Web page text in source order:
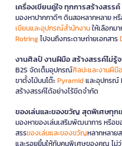
เครื่องเขียนคู่ใจ ทุกการสร้างสรรค์
มองหาปากกาดีๆ ดินสอหลากหลาย ห
เขียนและอุปกรณ์สำนักงานให้เลือกม
Rotringไปจนถึงกระดาษถ่ายเอกสาร
งานศิลป์ งานฝีมือ สร้างสรรค์ไม่รู้
B2S จัดเต็มอุปกรณ์ศิลปะและงานฝีมือ
ขาตั้งไม้บนโต๊ะPyramidและอุปกรณ์
สร้างสรรค์ได้อย่างไร้ขีดจำกัด
ของเล่นและของขวัญ สุดพิเศษทุก
มองหาของเล่นเสริมพัฒนาการ หรือ
สรรของเล่นและของขวัญหลากหลาย
และรอยยิ้มให้กับคนพิเศษของคุณ ไม่ว่